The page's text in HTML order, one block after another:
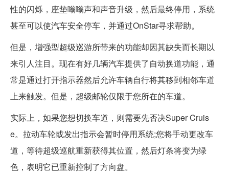
性的闪烁，座垫嗡嗡声和声音升级，然后最终停用，系统
甚至可以使汽车安全停车，并通过OnStar寻求帮助。
但是，增强型超级巡游所带来的功能却因其缺失而长期以
来引人注目。现在有好几辆汽车提供了自动换道功能，通
常是通过打开指示器然后允许车辆自行将其移到相邻车道
上来触发。但是，超级邮轮仅限于您所在的车道。
实际上，如果您想切换车道，则需要先否决Super Cruis
e。拉动车轮或发出指示会暂时停用系统;您将手动更改车
道，等待超级巡航重新获得其位置，然后灯条将变为绿
色，表明它已重新控制了方向盘。